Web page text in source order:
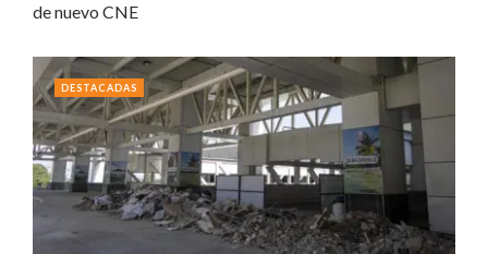
de nuevo CNE
DESTACADAS